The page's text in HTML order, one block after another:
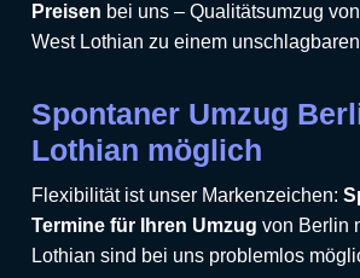
Preisen bei uns – Qualitätsumzug
West Lothian zu einem
Spontaner Umzug
Lothian möglich
Flexibilität ist unser Markenzeichen:
Termine für Ihren Umzug von Berlin
Lothian sind bei uns problemlos